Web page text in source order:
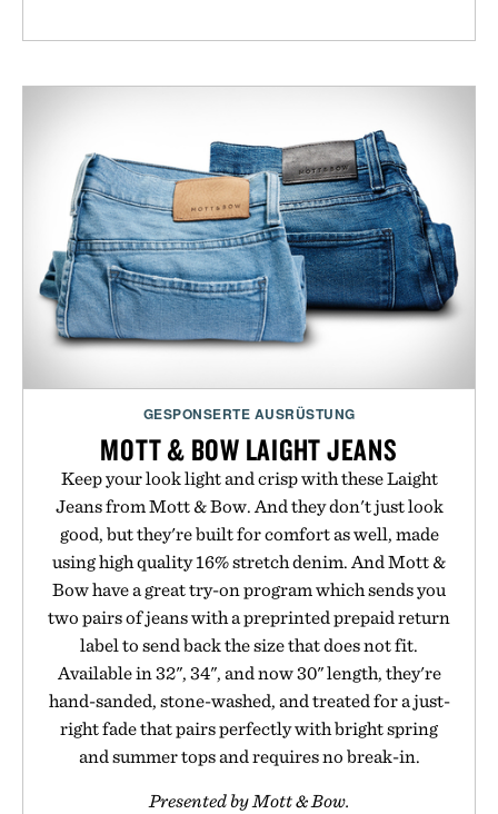
GESPONSERTE AUSRÜSTUNG
MOTT & BOW LAIGHT JEANS
Keep your look light and crisp with these Laight
Jeans from Mott & Bow. And they don't just look
good, but they're built for comfort as well, made
using high quality 16% stretch denim. And Mott &
Bow have a great try-on program which sends you
two pairs of jeans with a preprinted prepaid return
label to send back the size that does not fit.
Available in 32", 34", and now 30" length, they're
hand-sanded, stone-washed, and treated for a just-
right fade that pairs perfectly with bright spring
and summer tops and requires no break-in.
Presented by Mott & Bow.